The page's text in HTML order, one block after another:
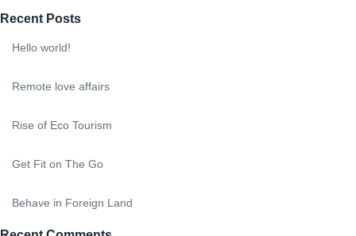
Recent Posts
Hello world!
Remote love affairs
Rise of Eco Tourism
Get Fit on The Go
Behave in Foreign Land